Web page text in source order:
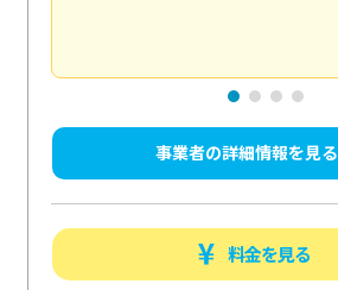
事業者の詳細情報を見る
料金を見る